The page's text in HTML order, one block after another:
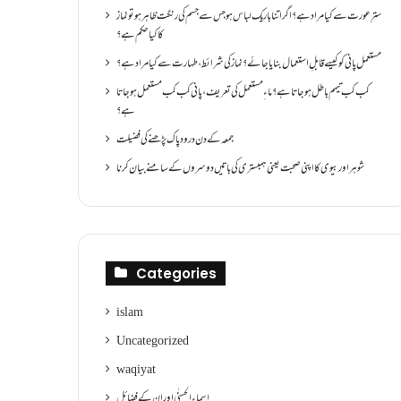
سترِ عورت سے کیا مراد ہے؟اگر اتنا باریک لباس ہو جس سے جسم کی رنگت ظاہر ہو تو نماز
کا کیا حکم ہے؟
مستعمل پانی کو کیسے قابلِ استعمال بنایا جائے؟ نماز کی شرائط ،طہارت سے کیا مراد ہے؟
کب کب تیمم باطل ہو جاتا ہے؟ ماءِ مستعمل کی تعریف ،پانی کب کب مستعمل ہو جاتا
ہے؟
جمعہ کے دن درود پاک پڑھنے کی فضیلت
شوہر اور بیوی کا اپنی صحبت یعنی ہمبستری کی باتیں دوسروں کے سامنے بیان کرنا
Categories
islam
Uncategorized
waqiyat